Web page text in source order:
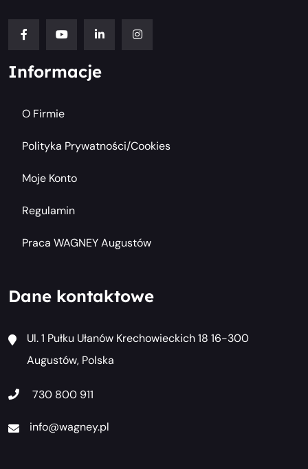
Informacje
O Firmie
Polityka Prywatności/cookies
Moje Konto
Regulamin
Praca WAGNEY Augustów
Dane kontaktowe
Ul. 1 Pułku Ułanów Krechowieckich 18 16-300
Augustów, Polska
730 800 911
info@wagney.pl